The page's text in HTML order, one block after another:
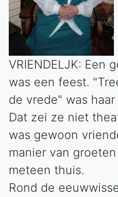
VRIENDELJK: Een
was een feest.
de vrede" was
Dat zei ze niet
was gewoon
manier van
meteen thuis.
Rond de